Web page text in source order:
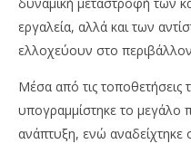
εργαλεία, αλλά και των
ελλοχεύουν στο
Μέσα από τις
υπογραμμίστηκε το μεγάλο
ανάπτυξη, ενώ αναδείχτηκε